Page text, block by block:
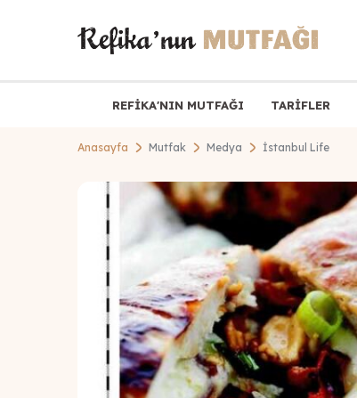
REFİKA'NIN MUTFAĞI TARİFLER
Anasayfa Mutfak Medya İstanbul Life